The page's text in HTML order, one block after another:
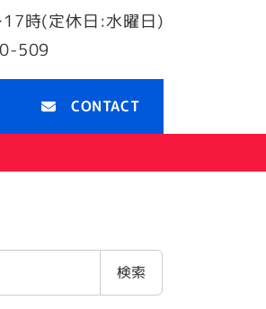
時(定休日:水曜日)
509
CONTACT
検索